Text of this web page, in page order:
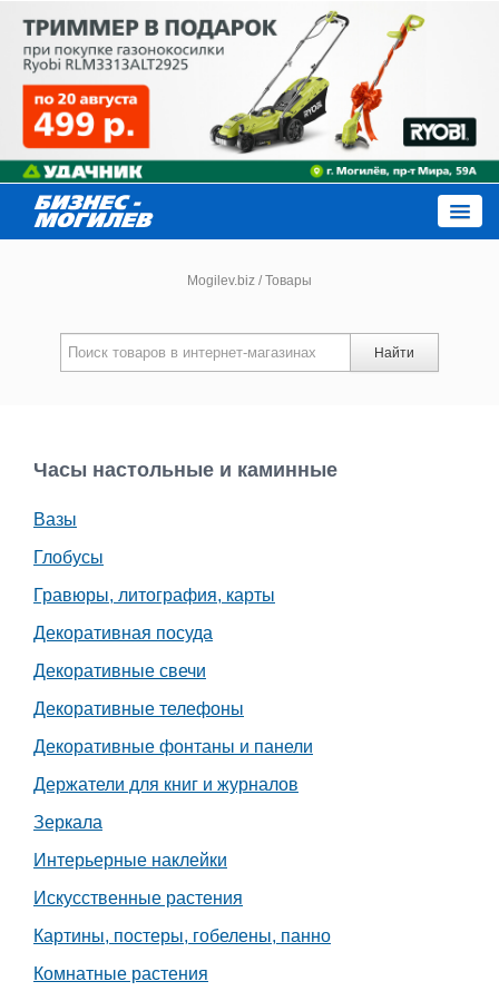
Новости компаний
Каталог
Работа
Объявления
Погода
Еще
Mogilev.biz /Товары
Найти
Часы настольные и каминные
Вазы
Глобусы
Гравюры, литография, карты
Декоративная посуда
Декоративные свечи
Декоративные телефоны
Декоративные фонтаны и панели
Держатели для книг и журналов
Зеркала
Интерьерные наклейки
Искусственные растения
Картины, постеры, гобелены, панно
Комнатные растения